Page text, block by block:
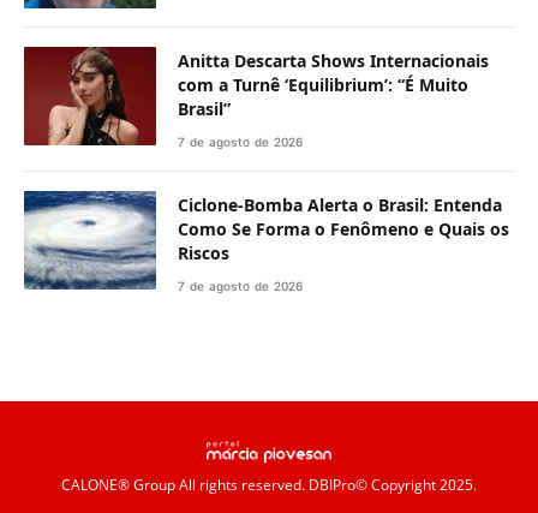
Anitta Descarta Shows Internacionais
com a Turnê ‘Equilibrium’: “É Muito
Brasil”
7 de agosto de 2026
Ciclone-Bomba Alerta o Brasil: Entenda
Como Se Forma o Fenômeno e Quais os
Riscos
7 de agosto de 2026
CALONE® GroupAll rights reserved. DBIPro© Copyright 2025.